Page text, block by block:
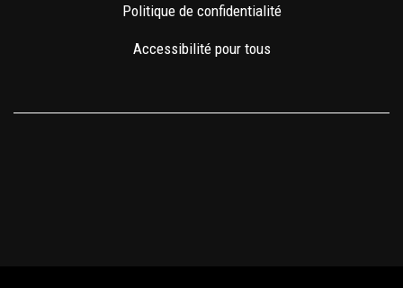
Politique de confidentialité
Accessibilité pour tous